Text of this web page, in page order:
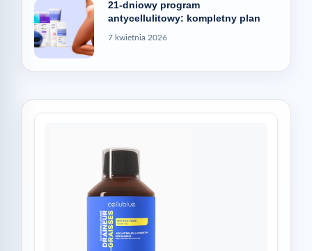
21-dniowy program
antycellulitowy: kompletny plan
7 kwietnia 2026